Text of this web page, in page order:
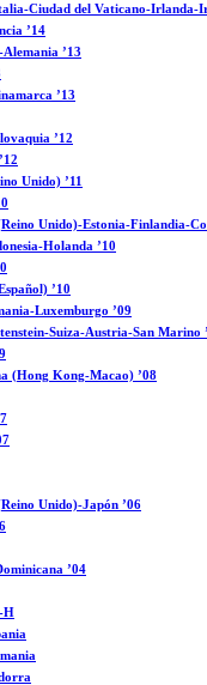
Ciudad del Vaticano-Irlanda-
’14
Alemania ’13
’13
’12
Unido) ’11
Unido)-Estonia-Finlandia-
Holanda ’10
’10
Luxemburgo ’09
Suiza-Austria-San Marino
(Hong Kong-Macao) ’08
Unido)-Japón ’06
’04
H